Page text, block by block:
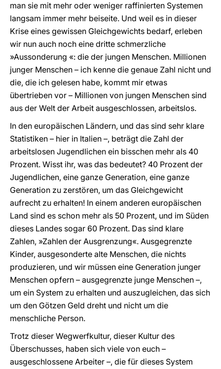
man sie mit mehr oder weniger raffinierten Systemen
langsam immer mehr beiseite. Und weil es in dieser
Krise eines gewissen Gleichgewichts bedarf, erleben
wir nun auch noch eine dritte schmerzliche
»Aussonderung «: die der jungen Menschen. Millionen
junger Menschen – ich kenne die genaue Zahl nicht und
die, die ich gelesen habe, kommt mir etwas
übertrieben vor – Millionen von jungen Menschen sind
aus der Welt der Arbeit ausgeschlossen, arbeitslos.
In den europäischen Ländern, und das sind sehr klare
Statistiken – hier in Italien –, beträgt die Zahl der
arbeitslosen Jugendlichen ein bisschen mehr als 40
Prozent. Wisst ihr, was das bedeutet? 40 Prozent der
Jugendlichen, eine ganze Generation, eine ganze
Generation zu zerstören, um das Gleichgewicht
aufrecht zu erhalten! In einem anderen europäischen
Land sind es schon mehr als 50 Prozent, und im Süden
dieses Landes sogar 60 Prozent. Das sind klare
Zahlen, »Zahlen der Ausgrenzung«. Ausgegrenzte
Kinder, ausgesonderte alte Menschen, die nichts
produzieren, und wir müssen eine Generation junger
Menschen opfern – ausgegrenzte junge Menschen –,
um ein System zu erhalten und auszugleichen, das sich
um den Götzen Geld dreht und nicht um die
menschliche Person.
Trotz dieser Wegwerfkultur, dieser Kultur des
Überschusses, haben sich viele von euch –
ausgeschlossene Arbeiter –, die für dieses System